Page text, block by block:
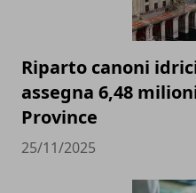
Riparto canoni
assegna 6,48
Province
25/11/2025